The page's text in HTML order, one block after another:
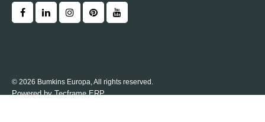
© 2026 Bumkins Europa, All rights reserved.
Powered byTecframe ERP